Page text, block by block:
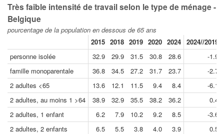
Très faible intensité de travail selon le type de ménage -
Belgique
pourcentage de la population en dessous de 65 ans
2015 2018 2019 2020 2024 2024//2019
personne isolée
32.9 29.9 31.5 30.8 28.6
-1.9
famille monoparentale
36.8 34.5 27.2 31.7 23.7
-2.7
2 adultes <65
13.6 12.1 11.5 9.4 8.4
-6.1
2 adultes, au moins 1 >64
38.9 32.9 35.5 38.2 36.2
0.4
2 adultes, 1 enfant
6.2 7.9 10.2 9.2 8.5
-3.6
2 adultes, 2 enfants
6.5 5.5 3.8 4.0 3.9
0.5